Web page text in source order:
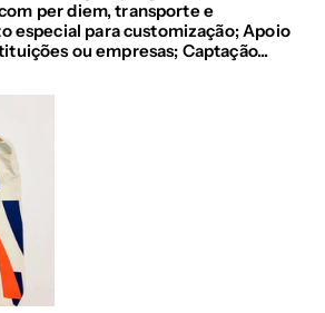
per diem, transporte e
especial para customização; Apoio
ou empresas; Captação...